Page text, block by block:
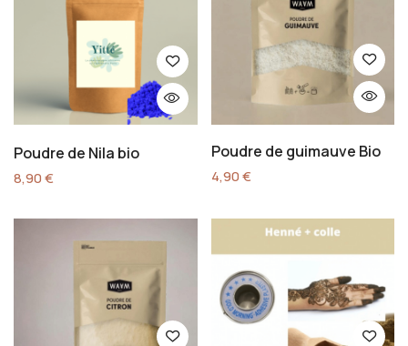
Poudre de Nila bio
8,90€
Poudre de guimauve Bio
4,90€